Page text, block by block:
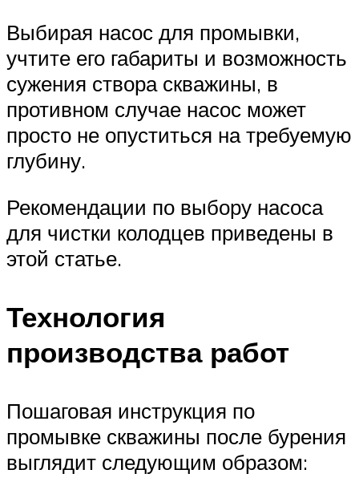
Выбирая насос для промывки,
учтите его габариты и возможность
сужения створа скважины, в
противном случае насос может
просто не опуститься на требуемую
глубину.
Рекомендации по выбору насоса
для чистки колодцев приведены в
этой статье.
Технология
производства работ
Пошаговая инструкция по
промывке скважины после бурения
выглядит следующим образом: